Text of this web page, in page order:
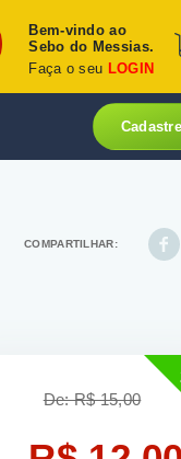
Bem-vindo ao
Sebo do Messias.
Faça o seu LOGIN
COMPARTILHAR:
De: R$ 15,00